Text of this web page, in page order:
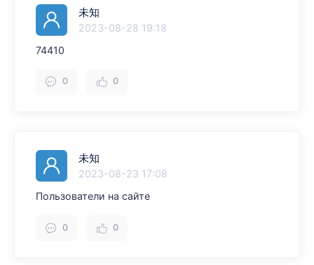
未知
2023-08-28 19:18
74410
0 0
未知
2023-08-23 17:08
Пользователи на сайте
0 0